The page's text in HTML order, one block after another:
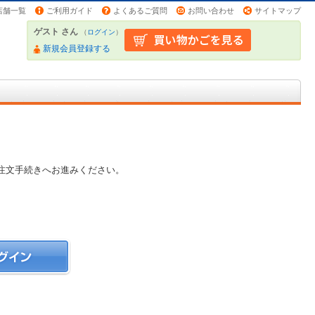
舗一覧 ご利用ガイド よくあるご質問 お問い合わせ サイトマップ
ゲスト さん （ログイン）
新規会員登録する
手続きへお進みください。